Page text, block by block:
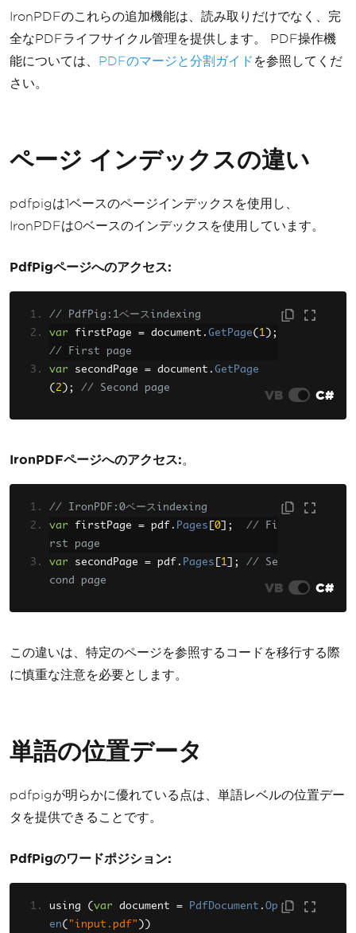
IronPDFのこれらの追加機能は、読み取りだけでなく、完
全なPDFライフサイクル管理を提供します。 PDF操作機
能については、 PDFのマージと分割ガイド を参照してくだ
さい。
ページ インデックスの違い
pdfpigは1ベースのページインデックスを使用し、
IronPDFは0ベースのインデックスを使用しています。
PdfPigページへのアクセス:
// PdfPig:1ベースindexing
var firstPage = document . GetPage( 1 );
// First page
var secondPage = document . GetPage
( 2 ); // Second page VB C#
IronPDFページへのアクセス:。
// IronPDF:0ベースindexing
var firstPage = pdf . Pages 0 ];
// Fi
rst page
var secondPage = pdf . Pages 1 ];
// Se
cond page
VB C#
この違いは、特定のページを参照するコードを移行する際
に慎重な注意を必要とします。
単語の位置データ
pdfpigが明らかに優れている点は、単語レベルの位置デー
タを提供できることです。
PdfPigのワードポジション:
using ( var document = PdfDocument . Op
en( "input.pdf" ))